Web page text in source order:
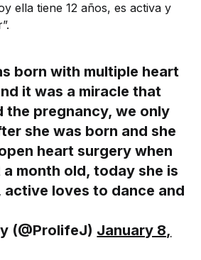
ella tiene 12 años, es activa y
born with multiple heart
it was a miracle that
the pregnancy, we only
she was born and she
heart surgery when
a month old, today she is
active loves to dance and
(@ProlifeJ) January 8,